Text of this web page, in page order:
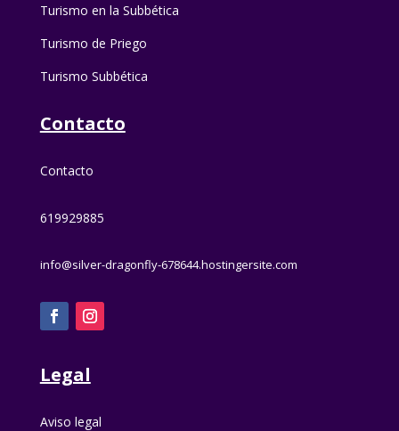
Turismo en la Subbética
Turismo de Priego
Turismo Subbética
Contacto
Contacto
619929885
info@silver-dragonfly-678644.hostingersite.com
Legal
Aviso legal